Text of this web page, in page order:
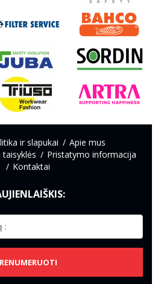
ir slapukai
Apie mus
Pristatymo informacija
Kontaktai